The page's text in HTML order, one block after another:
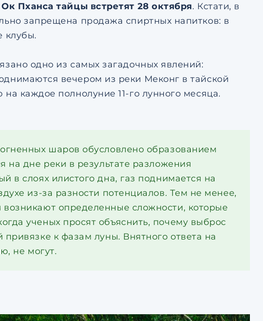
Пханса тайцы встретят 28 октября. Кстати, в
запрещена продажа спиртных напитков: в
клубы.
одно из самых загадочных явлений:
вечером из реки Меконг в тайской
каждое полнолуние 11-го лунного месяца.
шаров обусловлено образованием
на дне реки в результате разложения
в слоях илистого дна, газ поднимается на
из-за разности потенциалов. Тем не менее,
определенные сложности, которые
ученых просят объяснить, почему выброс
к фазам луны. Внятного ответа на
не могут.